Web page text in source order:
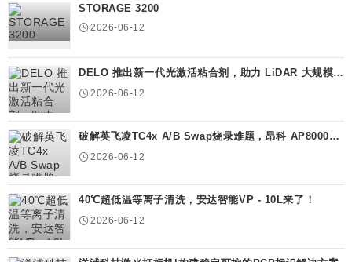
STORAGE 3200
2026-06-12
DELO 推出新一代光激活粘合剂，助力 LiDAR 大规模量
产
2026-06-12
破解英飞凌TC4x A/B Swap烧录难题，昂科 AP8000以
量产级方案护航车...
2026-06-12
40℃超低温等离子清洗，安达智能VP - 10L来了！
2026-06-12